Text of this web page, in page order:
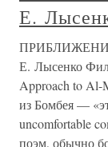
Е.
Е. Лысенко
Approach to Al-
из Бомбея —
uncomfortable
поэм, обычно